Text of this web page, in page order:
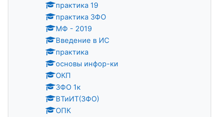
практика 19
практика ЗФО
МФ - 2019
Введение в ИС
практика
основы инфор-ки
ОКП
ЗФО 1к
ВТиИТ(ЗФО)
ОПК